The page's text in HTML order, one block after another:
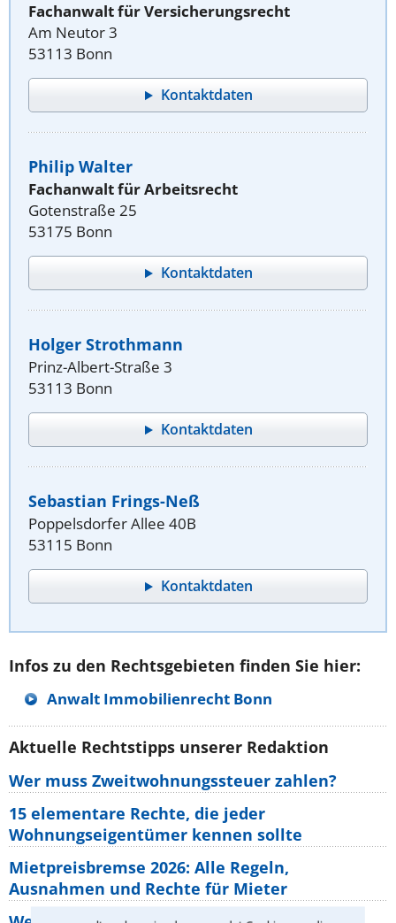
Fachanwalt für Versicherungsrecht
Am Neutor 3
53113 Bonn
Kontaktdaten
Philip Walter
Fachanwalt für Arbeitsrecht
Gotenstraße 25
53175 Bonn
Kontaktdaten
Holger Strothmann
Prinz-Albert-Straße 3
53113 Bonn
Kontaktdaten
Sebastian Frings-Neß
Poppelsdorfer Allee 40B
53115 Bonn
Kontaktdaten
Infos zu den Rechtsgebieten finden Sie hier:
Anwalt Immobilienrecht Bonn
Aktuelle Rechtstipps unserer Redaktion
Wer muss Zweitwohnungssteuer zahlen?
15 elementare Rechte, die jeder
Wohnungseigentümer kennen sollte
Mietpreisbremse 2026: Alle Regeln,
Ausnahmen und Rechte für Mieter